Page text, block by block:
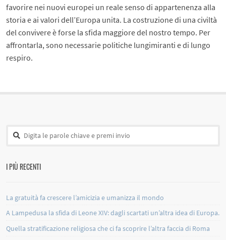
favorire nei nuovi europei un reale senso di appartenenza alla
storia e ai valori dell’Europa unita. La costruzione di una civiltà
del convivere è forse la sfida maggiore del nostro tempo. Per
affrontarla, sono necessarie politiche lungimiranti e di lungo
respiro.
I PIÙ RECENTI
La gratuità fa crescere l’amicizia e umanizza il mondo
A Lampedusa la sfida di Leone XIV: dagli scartati un’altra idea di Europa.
Quella stratificazione religiosa che ci fa scoprire l’altra faccia di Roma